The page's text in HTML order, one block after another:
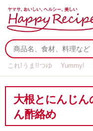
これ!うま!!つゆ Yummy!
大根とにんじ
ん酢絡め